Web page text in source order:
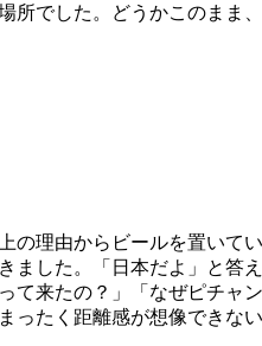
でした。どうかこのまま
理由からビールを置いて
ました。「日本だよ」と答
来たの？」「なぜピチャ
たく距離感が想像できな